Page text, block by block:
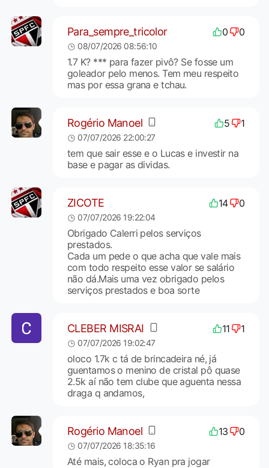
Para_sempre_tricolor 0 0
08/07/2026 08:56:10
1.7 K? *** para fazer pivô? Se fosse um
goleador pelo menos. Tem meu respeito
mas por essa grana e tchau.
Rogério Manoel 5 1
07/07/2026 22:00:27
tem que sair esse e o Lucas e investir na
base e pagar as dividas.
ZICOTE 14 0
07/07/2026 19:22:04
Obrigado Calerri pelos serviços
prestados.
Cada um pede o que acha que vale mais
com todo respeito esse valor se salário
não dá.Mais uma vez obrigado pelos
serviços prestados e boa sorte
CLEBER MISRAI 11 1
07/07/2026 19:02:47
oloco 1.7k c tá de brincadeira né, já
guentamos o menino de cristal pô quase
2.5k aí não tem clube que aguenta nessa
draga q andamos,
Rogério Manoel 13 0
07/07/2026 18:35:16
Até mais, coloca o Ryan pra jogar